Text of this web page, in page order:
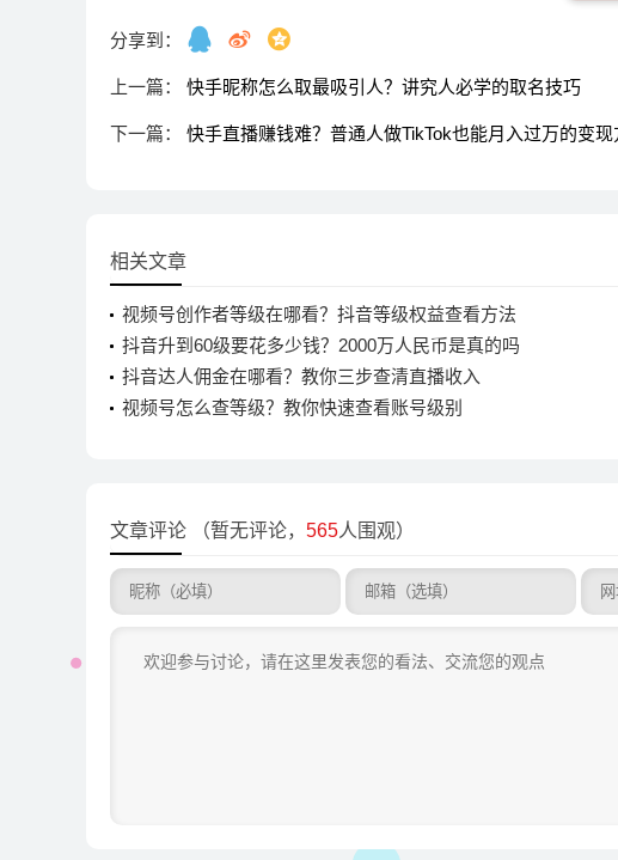
分享到：
上一篇： 快手昵称怎么取最吸引人？讲究人必学的取名技巧
下一篇： 快手直播赚钱难？普通人做TikTok也能月入过万的变现
相关文章
视频号创作者等级在哪看？抖音等级权益查看方法
抖音升到60级要花多少钱？2000万人民币是真的吗
抖音达人佣金在哪看？教你三步查清直播收入
视频号怎么查等级？教你快速查看账号级别
文章评论 （暂无评论， 565人围观）